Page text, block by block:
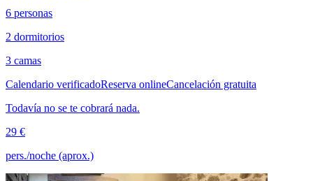
6 personas
2 dormitorios
3 camas
Calendario verificadoReserva onlineCancelación gratuita
Todavía no se te cobrará nada.
29 €
pers./noche (aprox.)